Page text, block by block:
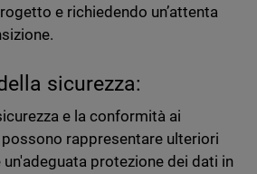
e richiedendo un’attenta
sicurezza:
e la conformità ai
rappresentare ulteriori
protezione dei dati in